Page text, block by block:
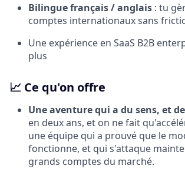
Bilingue français / anglais : tu
comptes internationaux sans
Une expérience en SaaS B2B
plus
📈 Ce qu'on offre
Une aventure qui a du sens, et
en deux ans, et on ne fait
une équipe qui a prouvé que le
fonctionne, et qui s'attaque
grands comptes du marché.